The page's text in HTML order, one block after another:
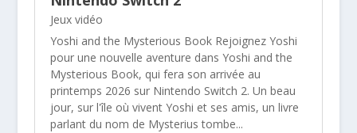
Jeux vidéo
Yoshi and the Mysterious Book Rejoignez Yoshi
pour une nouvelle aventure dans Yoshi and the
Mysterious Book, qui fera son arrivée au
printemps 2026 sur Nintendo Switch 2. Un beau
jour, sur l'île où vivent Yoshi et ses amis, un livre
parlant du nom de Mysterius tombe...